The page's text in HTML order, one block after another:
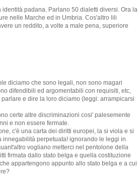
identità padana. Parlano 50 dialetti diversi. Ora la
nelle Marche ed in Umbria. Cos'altro lili
un reddito, a volte a male pena, superiore
diciamo che sono legali, non sono magari
difendibili ed argomentabili con requisiti, etc,
e dire la loro diciamo (leggi: arrampicarsi
certe altre discriminazioni cosi' palesemente
e non essere fermate.
c'è una carta dei diritti europei, la si viola e si
innegabilità perpetuata! ignorando le leggi in
vogliano metterci nel pentolone della
firmata dallo stato belga e quella costituzione
appartengono appunto allo stato belga e a cui